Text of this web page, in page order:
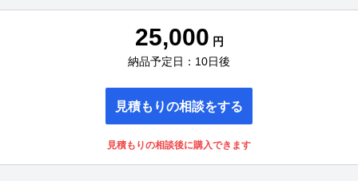
25,000 円
納品予定日：10日後
見積もりの相談をする
見積もりの相談後に購入できます